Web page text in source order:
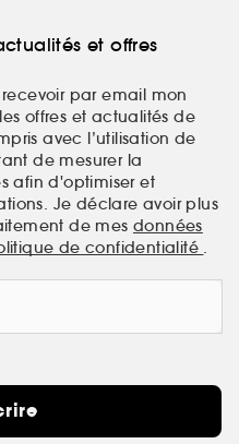
et offres
recevoir par email mon
offres et actualités de
avec l’utilisation de
de mesurer la
afin d'optimiser et
Je déclare avoir plus
de mes données
de confidentialité .